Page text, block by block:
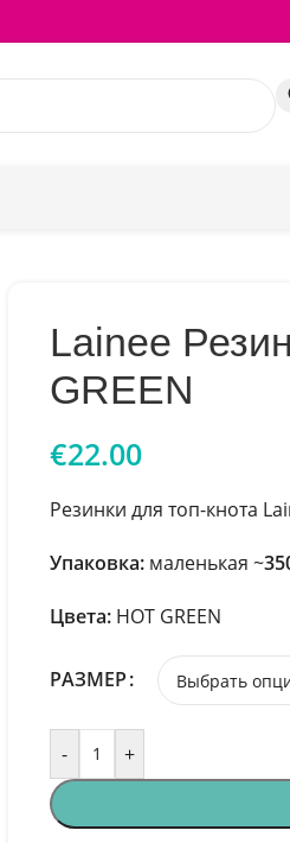
Lainee
GREEN
€22.00
Резинки для топ-кнота
Упаковка: маленькая ~
Цвета: HOT GREEN
РАЗМЕР
- +